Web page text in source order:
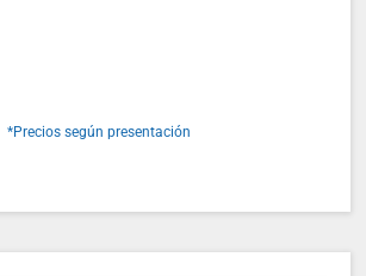
*Precios según presentación